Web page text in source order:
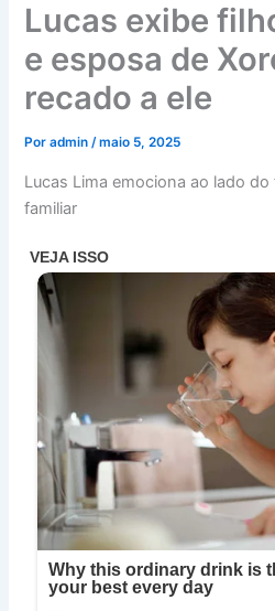
Lucas exibe
e esposa de
recado a ele
Poradmin/maio 5, 2025
Lucas Lima emociona ao lado
familiar